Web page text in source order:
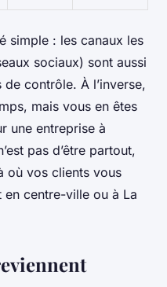
simple : les canaux les
sociaux) sont aussi
contrôle. À l’inverse,
mais vous en êtes
une entreprise à
pas d’être partout,
où vos clients vous
centre-ville ou à La